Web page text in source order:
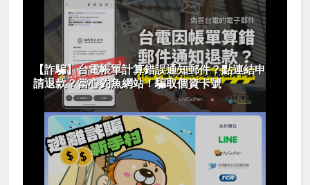
【詐騙】台電帳單計算錯誤通知郵件？點連結申
請退款？當心釣魚網站！騙取個資卡號